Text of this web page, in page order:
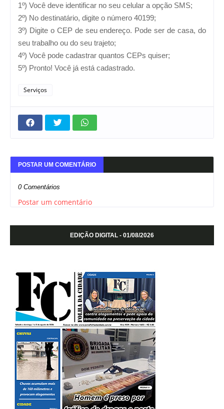
1º) Você deve identificar no seu celular a opção SMS;
2º) No destinatário, digite o número 40199;
3º) Digite o CEP de seu endereço. Pode ser de casa, do
seu trabalho ou do seu trajeto;
4º) Você pode cadastrar quantos CEPs quiser;
5º) Pronto! Você já está cadastrado.
Serviços
POSTAR UM COMENTÁRIO
0 Comentários
Postar um comentário
EDIÇÃO DIGITAL - 01/08/2026